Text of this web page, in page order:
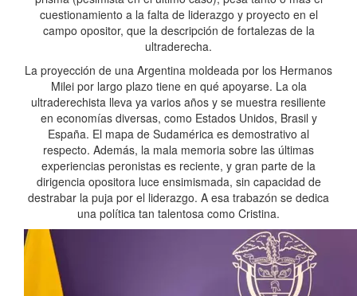
cuestionamiento a la falta de liderazgo y proyecto en el
campo opositor, que la descripción de fortalezas de la
ultraderecha.
La proyección de una Argentina moldeada por los Hermanos
Milei por largo plazo tiene en qué apoyarse. La ola
ultraderechista lleva ya varios años y se muestra resiliente
en economías diversas, como Estados Unidos, Brasil y
España. El mapa de Sudamérica es demostrativo al
respecto. Además, la mala memoria sobre las últimas
experiencias peronistas es reciente, y gran parte de la
dirigencia opositora luce ensimismada, sin capacidad de
destrabar la puja por el liderazgo. A esa trabazón se dedica
una política tan talentosa como Cristina.